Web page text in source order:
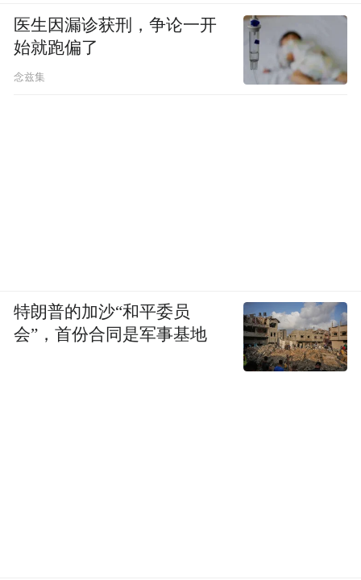
医生因漏诊获刑，争论一开
始就跑偏了
念兹集
特朗普的加沙“和平委员
会”，首份合同是军事基地